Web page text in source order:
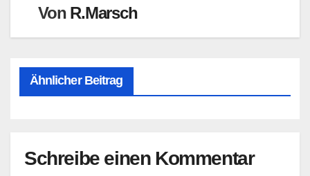
Von R.Marsch
Ähnlicher Beitrag
Schreibe einen Kommentar